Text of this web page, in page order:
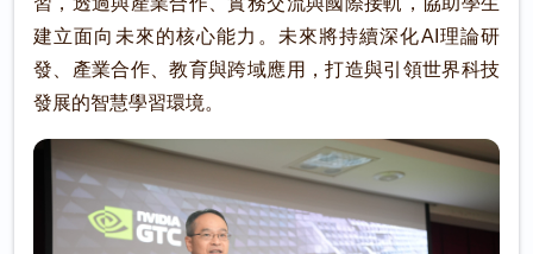
建立面向未來的核心能力。未來將持續深化AI理論研
發、產業合作、教育與跨域應用，打造與引領世界科技
發展的智慧學習環境。